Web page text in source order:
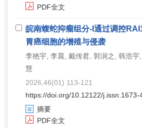
PDF全文
皖南蝮蛇抑瘤组分-Ι通过调控
胃癌细胞的增殖与侵袭
李艳宇, 李晨, 戴传君, 郭润之, 韩浩宇
慧
2026,46(01) 113-121
https://doi.org/10.12122/j.issn.1673-
摘要
PDF全文